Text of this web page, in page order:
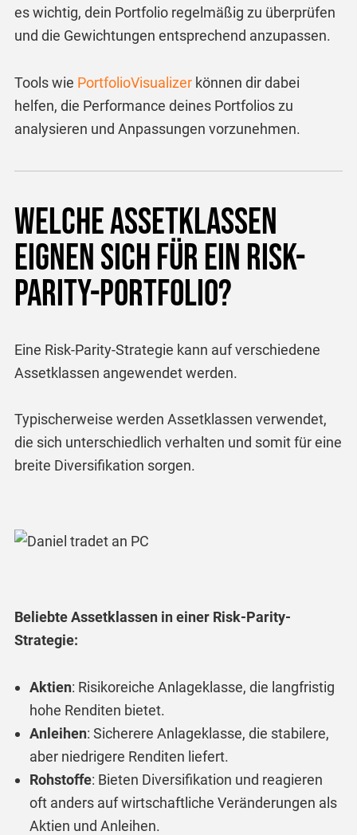
es wichtig, dein Portfolio regelmäßig zu überprüfen
und die Gewichtungen entsprechend anzupassen.
Tools wie PortfolioVisualizer können dir dabei
helfen, die Performance deines Portfolios zu
analysieren und Anpassungen vorzunehmen.
Welche Assetklassen
eignen sich für ein Risk-
Parity-Portfolio?
Eine Risk-Parity-Strategie kann auf verschiedene
Assetklassen angewendet werden.
Typischerweise werden Assetklassen verwendet,
die sich unterschiedlich verhalten und somit für eine
breite Diversifikation sorgen.
Beliebte Assetklassen in einer Risk-Parity-
Strategie:
Aktien: Risikoreiche Anlageklasse, die langfristig
hohe Renditen bietet.
Anleihen: Sicherere Anlageklasse, die stabilere,
aber niedrigere Renditen liefert.
Rohstoffe: Bieten Diversifikation und reagieren
oft anders auf wirtschaftliche Veränderungen als
Aktien und Anleihen.